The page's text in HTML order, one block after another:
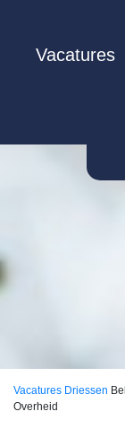
Vacatures
Vacatures Driessen
Overheid